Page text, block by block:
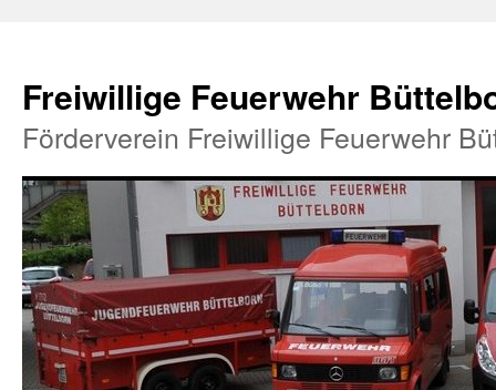
Freiwillige Feuerwehr
Förderverein Freiwillige Feuerwehr